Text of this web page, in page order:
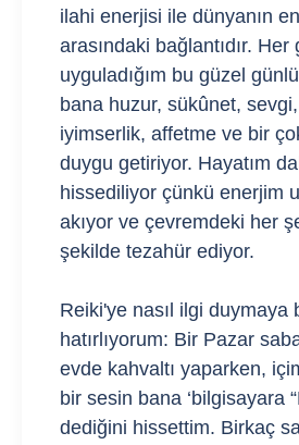
ilahi enerjisi ile dünyanın
arasındaki bağlantıdır. Her
uyguladığım bu güzel
bana huzur, sükûnet,
iyimserlik, affetme ve bir
duygu getiriyor. Hayatım
hissediliyor çünkü enerjim
akıyor ve çevremdeki her
şekilde tezahür ediyor.
Reiki'ye nasıl ilgi duymaya
hatırlıyorum: Bir Pazar
evde kahvaltı yaparken,
bir sesin bana ‘bilgisayara
dediğini hissettim. Birkaç